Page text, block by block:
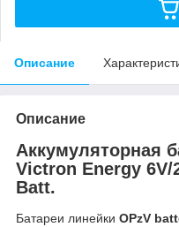
Описание
Описание
Аккумуляторная
Victron Energy 6V/
Batt.
Батареи линейки OPzV